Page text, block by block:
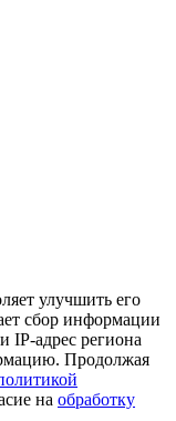
улучшить его
сбор информации
IP-адрес региона
Продолжая
на обработку